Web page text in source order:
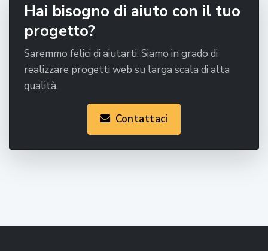
Hai bisogno di aiuto con il tuo
progetto?
Saremmo felici di aiutarti. Siamo in grado di
realizzare progetti web su larga scala di alta
qualità.
Contattaci